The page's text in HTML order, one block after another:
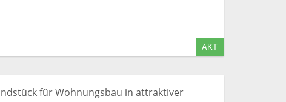
AKT
für Wohnungsbau in attraktiver